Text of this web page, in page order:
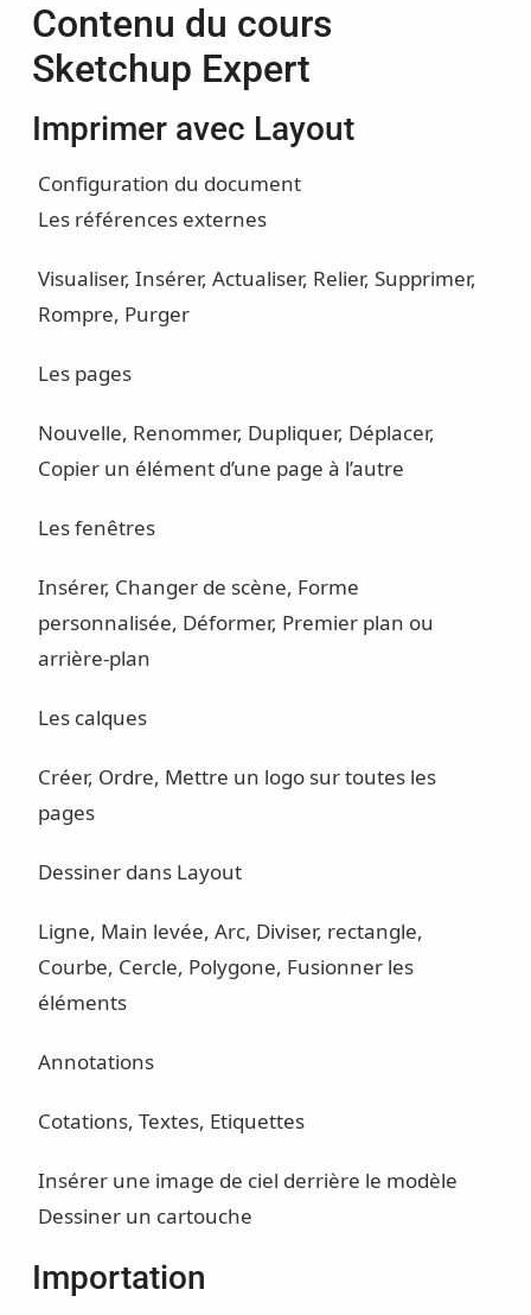
Contenu du cours
Sketchup Expert
Imprimer avec Layout
Configuration du document
Les références externes
Visualiser, Insérer, Actualiser, Relier, Supprimer,
Rompre, Purger
Les pages
Nouvelle, Renommer, Dupliquer, Déplacer,
Copier un élément d’une page à l’autre
Les fenêtres
Insérer, Changer de scène, Forme
personnalisée, Déformer, Premier plan ou
arrière-plan
Les calques
Créer, Ordre, Mettre un logo sur toutes les
pages
Dessiner dans Layout
Ligne, Main levée, Arc, Diviser, rectangle,
Courbe, Cercle, Polygone, Fusionner les
éléments
Annotations
Cotations, Textes, Etiquettes
Insérer une image de ciel derrière le modèle
Dessiner un cartouche
Importation